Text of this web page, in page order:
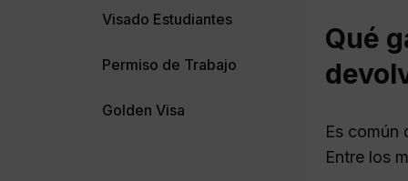
Qué
Es común
Entre los
Visado Estudiantes
Permiso de Trabajo
Golden Visa